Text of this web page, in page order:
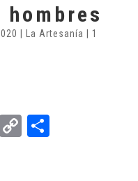
hombres
La Artesanía 1
C C